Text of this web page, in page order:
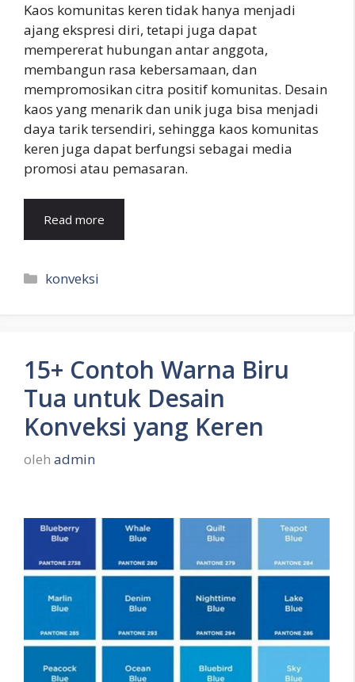
Kaos komunitas keren tidak hanya menjadi
ajang ekspresi diri, tetapi juga dapat
mempererat hubungan antar anggota,
membangun rasa kebersamaan, dan
mempromosikan citra positif komunitas. Desain
kaos yang menarik dan unik juga bisa menjadi
daya tarik tersendiri, sehingga kaos komunitas
keren juga dapat berfungsi sebagai media
promosi atau pemasaran.
Read more
Kategori
konveksi
15+ Contoh Warna Biru
Tua untuk Desain
Konveksi yang Keren
oleh admin